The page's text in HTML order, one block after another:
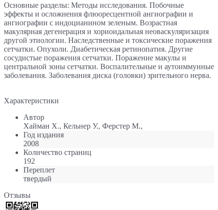
Основные разделы: Методы исследования. Побочные
эффекты и осложнения флюоресцентной ангиографии и
ангиографии с индоцианином зеленым. Возрастная
макулярная дегенерация и хориоидальная неоваскуляризация
другой этиологии. Наследственные и токсические поражения
сетчатки. Опухоли. Диабетическая ретинопатия. Другие
сосудистые поражения сетчатки. Поражение макулы и
центральной зоны сетчатки. Воспалительные и аутоиммунные
заболевания. Заболевания диска (головки) зрительного нерва.
Характеристики
Автор
Хайман Х., Кельнер У., Ферстер М.,
Год издания
2008
Количество страниц
192
Переплет
твердый
Отзывы